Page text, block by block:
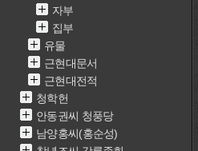
자부
집부
유물
근현대문서
근현대전적
청학헌
안동권씨 청풍당
남양홍씨(홍순성)